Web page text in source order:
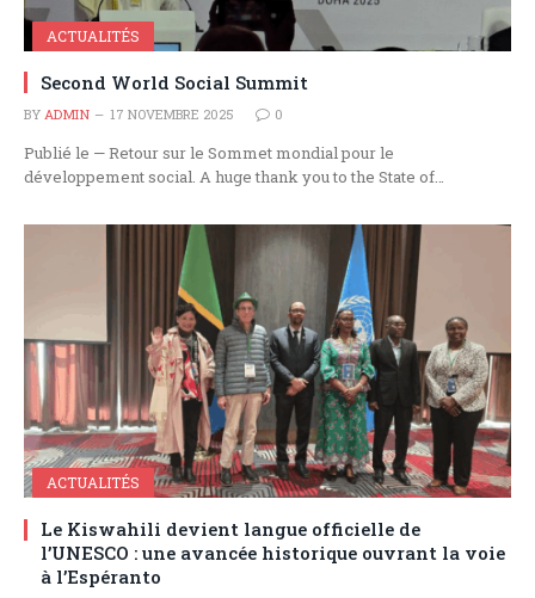
ACTUALITÉS
Second World Social Summit
BY ADMIN 17 NOVEMBRE 2025 0
Publié le — Retour sur le Sommet mondial pour le
développement social. A huge thank you to the State of…
ACTUALITÉS
Le Kiswahili devient langue officielle de
l’UNESCO : une avancée historique ouvrant la voie
à l’Espéranto